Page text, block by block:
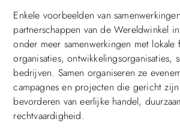
Enkele voorbeelden van
partnerschappen van de Wereldwinkel
onder meer samenwerkingen met lokale
organisaties, ontwikkelingsorganisaties,
bedrijven. Samen organiseren ze
campagnes en projecten die gericht
bevorderen van eerlijke handel,
rechtvaardigheid.